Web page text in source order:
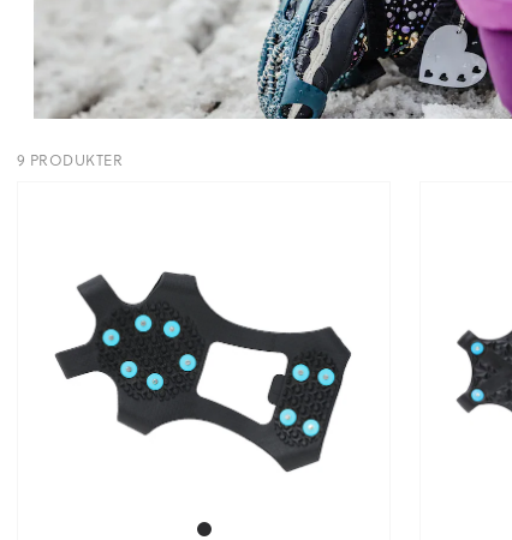
9 PRODUKTER